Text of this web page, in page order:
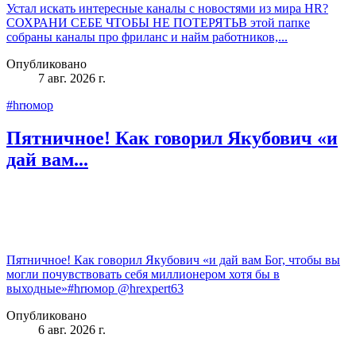
Устал искать интересные каналы с новостями из мира HR?
СОХРАНИ СЕБЕ ЧТОБЫ НЕ ПОТЕРЯТЬВ этой папке
собраны каналы про фриланс и найм работников,...
Опубликовано
7 авг. 2026 г.
#hrюмор
Пятничное! Как говорил Якубович «и
дай вам...
Пятничное! Как говорил Якубович «и дай вам Бог, чтобы вы
могли почувствовать себя миллионером хотя бы в
выходные»#hrюмор @hrexpert63
Опубликовано
6 авг. 2026 г.